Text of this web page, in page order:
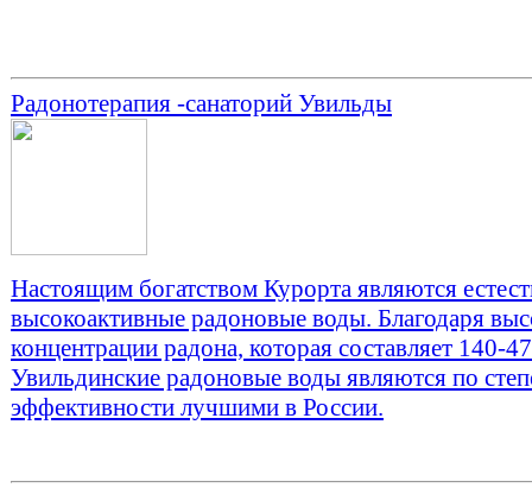
Радонотерапия -санаторий Увильды
Настоящим богатством Курорта являются
высокоактивные радоновые воды. Благодаря
концентрации радона, которая составляет 140-
Увильдинские радоновые воды являются по
эффективности лучшими в России.